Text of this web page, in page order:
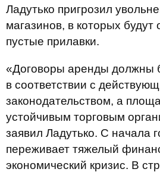
Ладутько пригрозил
магазинов, в которых
пустые прилавки.
«Договоры аренды должны
в соответствии с
законодательством, а
устойчивым торговым
заявил Ладутько. С начала
переживает тяжелый
экономический кризис. В